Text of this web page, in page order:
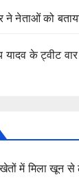
ने नेताओं को
के ट्वीट वार
में मिला खून